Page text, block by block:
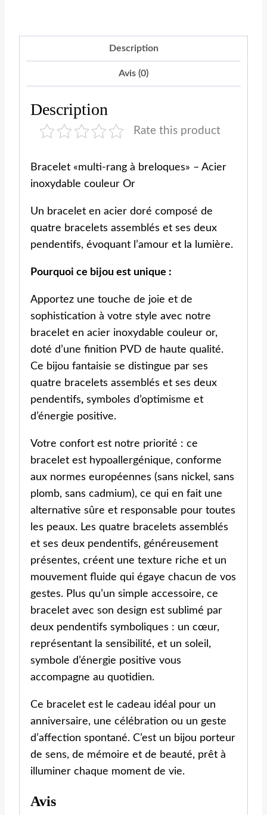
Description
Avis (0)
Description
Rate this product
Bracelet «multi-rang à breloques» – Acier
inoxydable couleur Or
Un bracelet en acier doré composé de
quatre bracelets assemblés et ses deux
pendentifs, évoquant l’amour et la lumière.
Pourquoi ce bijou est unique :
Apportez une touche de joie et de
sophistication à votre style avec notre
bracelet en acier inoxydable couleur or,
doté d’une finition PVD de haute qualité.
Ce bijou fantaisie se distingue par ses
quatre bracelets assemblés et ses deux
pendentifs, symboles d’optimisme et
d’énergie positive.
Votre confort est notre priorité : ce
bracelet est hypoallergénique, conforme
aux normes européennes (sans nickel, sans
plomb, sans cadmium), ce qui en fait une
alternative sûre et responsable pour toutes
les peaux. Les quatre bracelets assemblés
et ses deux pendentifs, généreusement
présentes, créent une texture riche et un
mouvement fluide qui égaye chacun de vos
gestes. Plus qu’un simple accessoire, ce
bracelet avec son design est sublimé par
deux pendentifs symboliques : un cœur,
représentant la sensibilité, et un soleil,
symbole d’énergie positive vous
accompagne au quotidien.
Ce bracelet est le cadeau idéal pour un
anniversaire, une célébration ou un geste
d’affection spontané. C’est un bijou porteur
de sens, de mémoire et de beauté, prêt à
illuminer chaque moment de vie.
Avis